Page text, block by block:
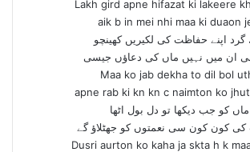
Lakh gird apne hifazat ki lakeere
aik b in mei nhi maa ki duaon
گرد اپنے حفاظت کی لکیریں کھینچو
ان میں نہیں ماں کی دعاؤں جیسی
Maa ko jab dekha to dil bol
apne rab ki kn kn c naimton ko
ماں کو جب دیکھا تو دل بول اٹھا
کی کون کون سی نعمتوں کو جھٹلاؤ گے
Dusri aurton ko kaha ja skta h k